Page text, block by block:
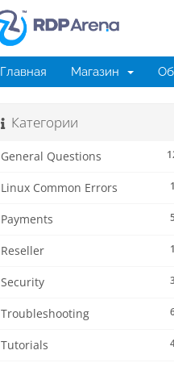
Главная Магазин
Категории
General Questions
1
Linux Common Errors
Payments
1
Reseller
Security
Troubleshooting
Tutorials